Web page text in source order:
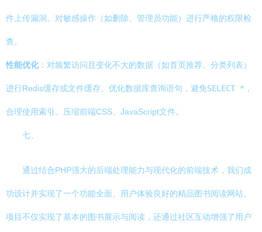
件上传漏洞。对敏感操作（如删除、管理员功能）进行严格的权限检
查。
性能优化：对频繁访问且变化不大的数据（如首页推荐、分类列表）
进行Redis缓存或文件缓存。优化数据库查询语句，避免SELECT * ，
合理使用索引。压缩前端CSS、JavaScript文件。
七、
通过结合PHP强大的后端处理能力与现代化的前端技术，我们成
功设计并实现了一个功能全面、用户体验良好的精品图书阅读网站。
项目不仅实现了基本的图书展示与阅读，还通过社区互动增强了用户